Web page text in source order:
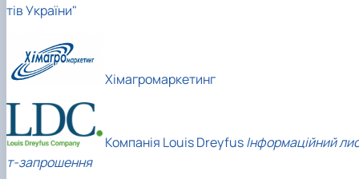
тів України"
Хімагромаркетинг
Компанія Louis DreyfusІнформаційний
т-запрошення